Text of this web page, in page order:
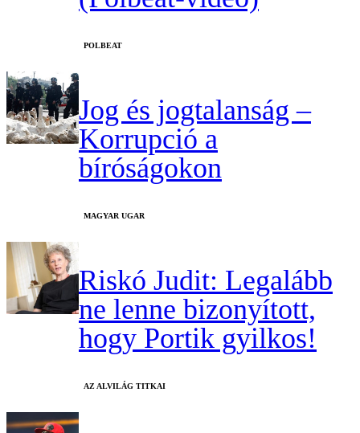
‎POLBEAT
Jog és jogtalanság –
Korrupció a
bíróságokon
MAGYAR UGAR
Riskó Judit: Legalább
ne lenne bizonyított,
hogy Portik gyilkos!
AZ ALVILÁG TITKAI